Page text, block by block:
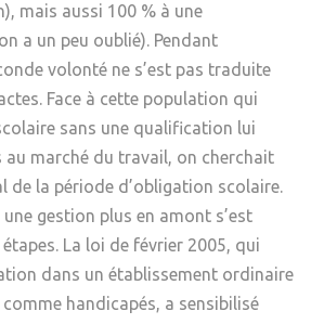
mais aussi 100 % à une
a un peu oublié). Pendant
volonté ne s’est pas traduite
Face à cette population qui
sans une qualification lui
au marché du travail, on cherchait
de la période d’obligation scolaire.
gestion plus en amont s’est
La loi de février 2005, qui
dans un établissement ordinaire
handicapés, a sensibilisé